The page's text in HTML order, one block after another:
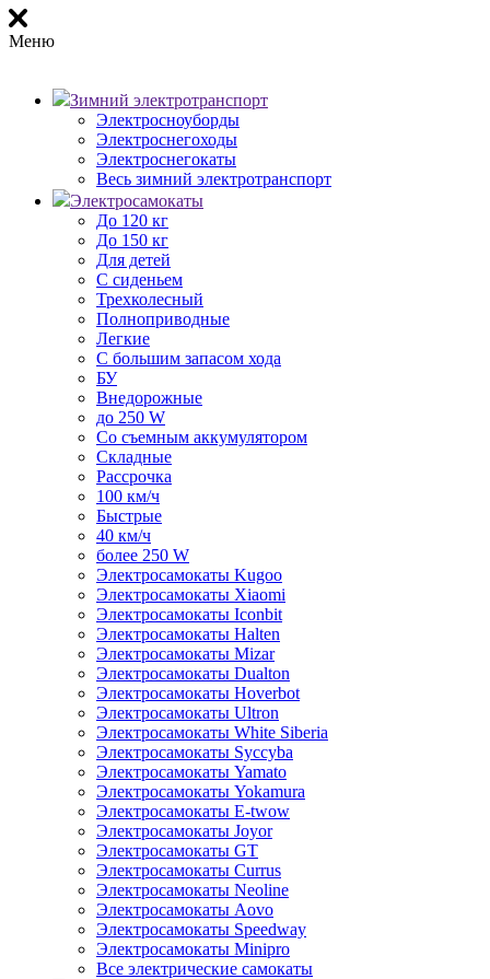
Меню
Зимний электротранспорт
Электросноуборды
Электроснегоходы
Электроснегокаты
Весь зимний электротранспорт
Электросамокаты
До 120 кг
До 150 кг
Для детей
С сиденьем
Трехколесный
Полноприводные
Легкие
С большим запасом хода
БУ
Внедорожные
до 250 W
Со съемным аккумулятором
Складные
Рассрочка
100 км/ч
Быстрые
40 км/ч
более 250 W
Электросамокаты Kugoo
Электросамокаты Xiaomi
Электросамокаты Iconbit
Электросамокаты Halten
Электросамокаты Mizar
Электросамокаты Dualton
Электросамокаты Hoverbot
Электросамокаты Ultron
Электросамокаты White Siberia
Электросамокаты Syccyba
Электросамокаты Yamato
Электросамокаты Yokamura
Электросамокаты E-twow
Электросамокаты Joyor
Электросамокаты GT
Электросамокаты Currus
Электросамокаты Neoline
Электросамокаты Aovo
Электросамокаты Speedway
Электросамокаты Minipro
Все электрические самокаты